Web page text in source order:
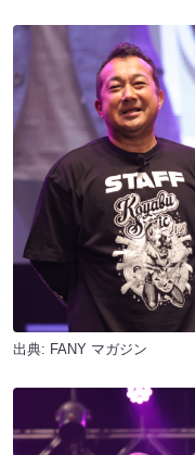
出典: FANY マガジン